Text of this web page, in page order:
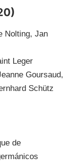
Nolting, Jan
Leger
Goursaud,
Schütz
de